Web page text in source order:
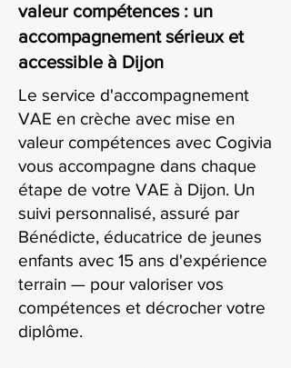
valeur compétences : un
accompagnement sérieux et
accessible à Dijon
Le service d'accompagnement
VAE en crèche avec mise en
valeur compétences avec Cogivia
vous accompagne dans chaque
étape de votre VAE à Dijon. Un
suivi personnalisé, assuré par
Bénédicte, éducatrice de jeunes
enfants avec 15 ans d'expérience
terrain — pour valoriser vos
compétences et décrocher votre
diplôme.